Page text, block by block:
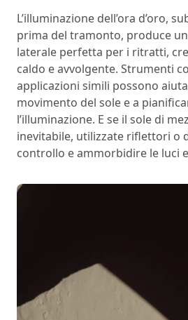
L’illuminazione dell’ora d’oro,
prima del tramonto, produce
laterale perfetta per i ritratti,
caldo e avvolgente. Strumenti
applicazioni simili possono
movimento del sole e a
l’illuminazione. E se il sole di
inevitabile, utilizzate riflettori o
controllo e ammorbidire le luci